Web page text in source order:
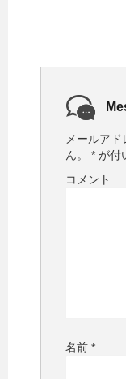
メールア
ん。
* が付
コメント
名前 *